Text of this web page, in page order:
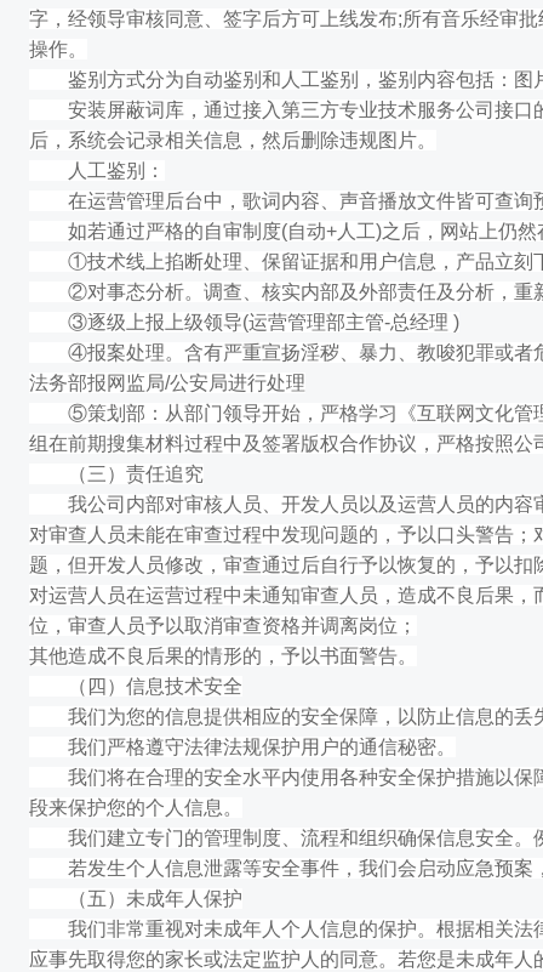
字，经领导审核同意、签字后方可上线发布;所有音乐经审
操作。
鉴别方式分为自动鉴别和人工鉴别，鉴别内容包括：图
安装屏蔽词库，通过接入第三方专业技术服务公司接口
后，系统会记录相关信息，然后删除违规图片。
人工鉴别：
在运营管理后台中，歌词内容、声音播放文件皆可查询
如若通过严格的自审制度(自动+人工)之后，网站上仍然
①技术线上掐断处理、保留证据和用户信息，产品立刻
②对事态分析。调查、核实内部及外部责任及分析，重
③逐级上报上级领导(运营管理部主管-总经理 )
④报案处理。含有严重宣扬淫秽、暴力、教唆犯罪或者
法务部报网监局/公安局进行处理
⑤策划部：从部门领导开始，严格学习《互联网文化管
组在前期搜集材料过程中及签署版权合作协议，严格按照
（三）责任追究
我公司内部对审核人员、开发人员以及运营人员的内容
对审查人员未能在审查过程中发现问题的，予以口头警告
题，但开发人员修改，审查通过后自行予以恢复的，予以扣
对运营人员在运营过程中未通知审查人员，造成不良后果
位，审查人员予以取消审查资格并调离岗位；
其他造成不良后果的情形的，予以书面警告。
（四）信息技术安全
我们为您的信息提供相应的安全保障，以防止信息的丢
我们严格遵守法律法规保护用户的通信秘密。
我们将在合理的安全水平内使用各种安全保护措施以保
段来保护您的个人信息。
我们建立专门的管理制度、流程和组织确保信息安全。
若发生个人信息泄露等安全事件，我们会启动应急预案
（五）未成年人保护
我们非常重视对未成年人个人信息的保护。根据相关法
应事先取得您的家长或法定监护人的同意。若您是未成年